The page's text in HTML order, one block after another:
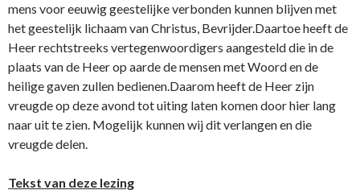
mens voor eeuwig geestelijke verbonden kunnen blijven met
het geestelijk lichaam van Christus, Bevrijder.Daartoe heeft de
Heer rechtstreeks vertegenwoordigers aangesteld die in de
plaats van de Heer op aarde de mensen met Woord en de
heilige gaven zullen bedienen.Daarom heeft de Heer zijn
vreugde op deze avond tot uiting laten komen door hier lang
naar uit te zien. Mogelijk kunnen wij dit verlangen en die
vreugde delen.
Tekst van deze lezing